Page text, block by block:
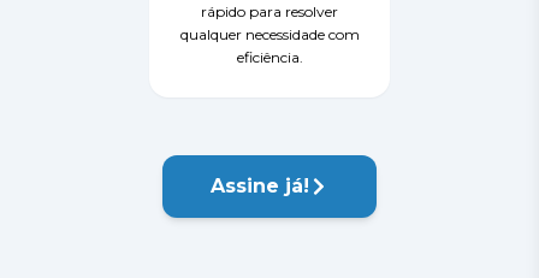
rápido para resolver
qualquer necessidade com
eficiência.
Assine já!